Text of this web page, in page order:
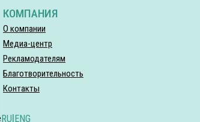
КОМПАНИЯ
О компании
Медиа-центр
Рекламодателям
Благотворительность
Контакты
RU|ENG